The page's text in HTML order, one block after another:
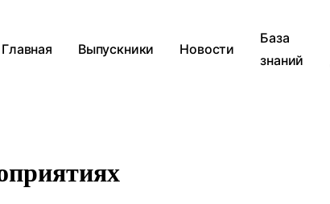
Главная Выпускники Новости
База
знаний